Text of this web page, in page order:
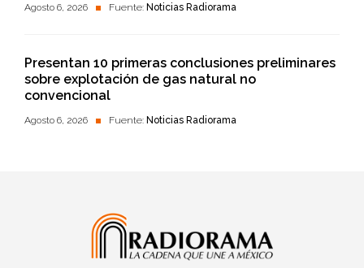
Agosto 6, 2026 Fuente: Noticias Radiorama
Presentan 10 primeras conclusiones preliminares
sobre explotación de gas natural no
convencional
Agosto 6, 2026 Fuente: Noticias Radiorama